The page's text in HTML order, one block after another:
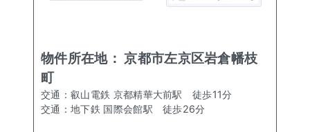
物件所在地：京都市左京区岩倉幡枝
町
交通： 叡山電鉄 京都精華大前駅 徒歩11分
交通： 地下鉄 国際会館駅 徒歩26分